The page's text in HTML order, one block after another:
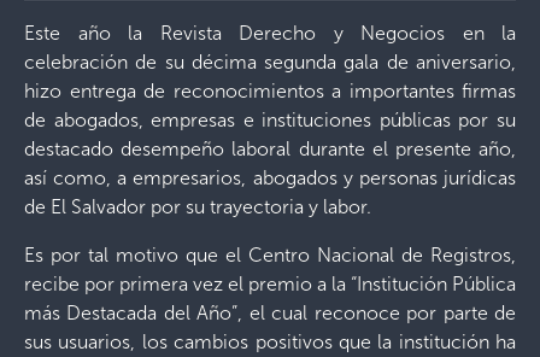
Este año la Revista Derecho y Negocios en la
celebración de su décima segunda gala de aniversario,
hizo entrega de reconocimientos a importantes firmas
de abogados, empresas e instituciones públicas por su
destacado desempeño laboral durante el presente año,
así como, a empresarios, abogados y personas jurídicas
de El Salvador por su trayectoria y labor.
Es por tal motivo que el Centro Nacional de Registros,
recibe por primera vez el premio a la “Institución Pública
más Destacada del Año”, el cual reconoce por parte de
sus usuarios, los cambios positivos que la institución ha